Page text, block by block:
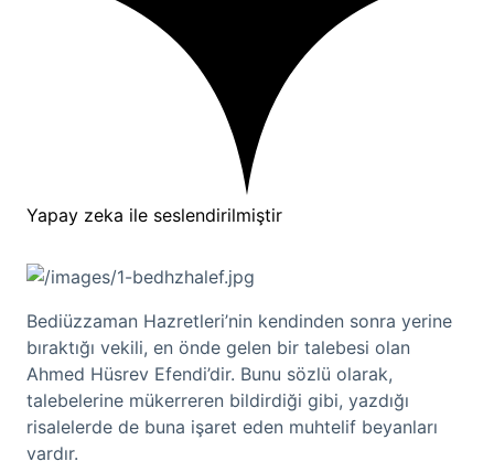
Yapay zeka ile seslendirilmiştir
Bediüzzaman Hazretleri’nin kendinden sonra yerine
bıraktığı vekili, en önde gelen bir talebesi olan
Ahmed Hüsrev Efendi’dir. Bunu sözlü olarak,
talebelerine mükerreren bildirdiği gibi, yazdığı
risalelerde de buna işaret eden muhtelif beyanları
vardır.